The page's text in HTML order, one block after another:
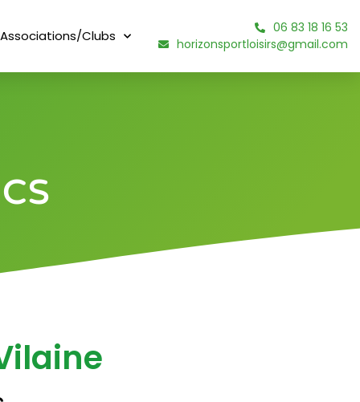
Associations/Clubs
06 83 18 16 53
horizonsportloisirs@gmail.com